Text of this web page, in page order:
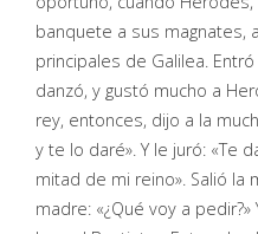
banquete a sus magnates,
principales de Galilea.
danzó, y gustó mucho a
rey, entonces, dijo a la
y te lo daré». Y le juró: «Te
mitad de mi reino». Salió la
madre: «¿Qué voy a